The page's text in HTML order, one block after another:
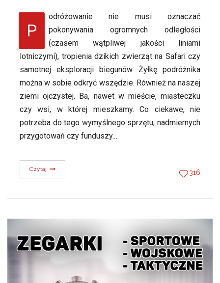
P
odróżowanie nie musi oznaczać
pokonywania ogromnych odległości
(czasem wątpliwej jakości liniami
lotniczymi), tropienia dzikich zwierząt na Safari czy
samotnej eksploracji biegunów. Żyłkę podróżnika
można w sobie odkryć wszędzie. Również na naszej
ziemi ojczystej. Ba, nawet w mieście, miasteczku
czy wsi, w której mieszkamy. Co ciekawe, nie
potrzeba do tego wymyślnego sprzętu, nadmiernych
przygotowań czy funduszy.…
Czytaj 316